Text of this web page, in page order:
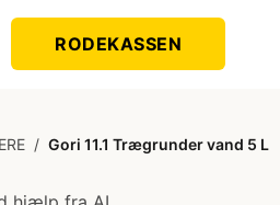
RODEKASSEN
/ Gori 11.1 Trægrunder vand 5 L